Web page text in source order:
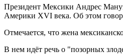
Президент Мексики Андрес
Америки XVI века. Об этом
Отмечается, что жена
В нем идёт речь о "позорных